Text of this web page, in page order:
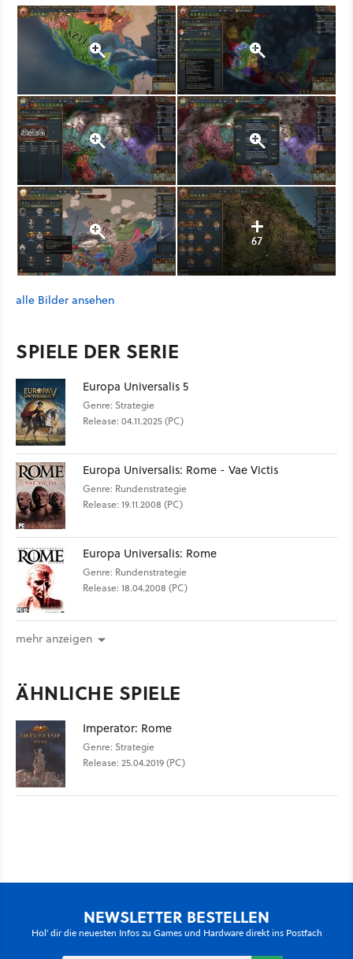
67
alle Bilder ansehen
SPIELE DER SERIE
Europa Universalis 5
Genre: Strategie
Release: 04.11.2025 (PC)
Europa Universalis: Rome - Vae Victis
Genre: Rundenstrategie
Release: 19.11.2008 (PC)
Europa Universalis: Rome
Genre: Rundenstrategie
Release: 18.04.2008 (PC)
mehr anzeigen
ÄHNLICHE SPIELE
Imperator: Rome
Genre: Strategie
Release: 25.04.2019 (PC)
NEWSLETTER BESTELLEN
Hol' dir die neuesten Infos zu Games und Hardware direkt ins Postfach